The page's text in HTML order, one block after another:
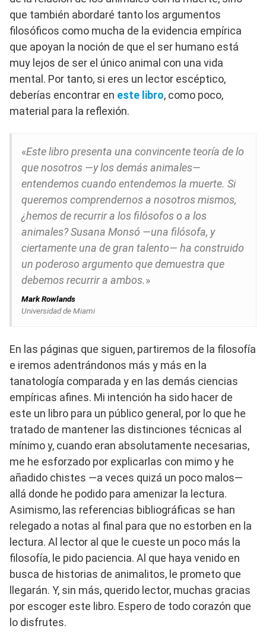
que también abordaré tanto los argumentos
filosóficos como mucha de la evidencia empírica
que apoyan la noción de que el ser humano está
muy lejos de ser el único animal con una vida
mental. Por tanto, si eres un lector escéptico,
deberías encontrar en este libro, como poco,
material para la reflexión.
«Este libro presenta una convincente teoría de lo
que nosotros —y los demás animales—
entendemos cuando entendemos la muerte. Si
queremos comprendernos a nosotros mismos,
¿hemos de recurrir a los filósofos o a los
animales? Susana Monsó —una filósofa, y
ciertamente una de gran talento— ha construido
un poderoso argumento que demuestra que
debemos recurrir a ambos.»
Mark Rowlands
Universidad de Miami
En las páginas que siguen, partiremos de la filosofía
e iremos adentrándonos más y más en la
tanatología comparada y en las demás ciencias
empíricas afines. Mi intención ha sido hacer de
este un libro para un público general, por lo que he
tratado de mantener las distinciones técnicas al
mínimo y, cuando eran absolutamente necesarias,
me he esforzado por explicarlas con mimo y he
añadido chistes —a veces quizá un poco malos—
allá donde he podido para amenizar la lectura.
Asimismo, las referencias bibliográficas se han
relegado a notas al final para que no estorben en la
lectura. Al lector al que le cueste un poco más la
filosofía, le pido paciencia. Al que haya venido en
busca de historias de animalitos, le prometo que
llegarán. Y, sin más, querido lector, muchas gracias
por escoger este libro. Espero de todo corazón que
lo disfrutes.